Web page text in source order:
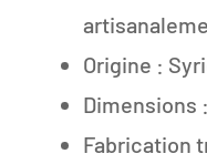
Origine :
Dimensions
Fabrication